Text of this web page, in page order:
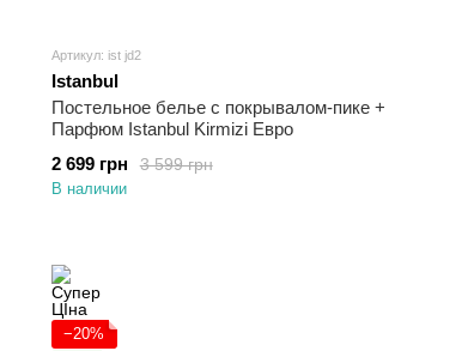
Артикул: ist jd2
Istanbul
Постельное белье с покрывалом-пике +
Парфюм Istanbul Kirmizi Евро
3 599 грн
2 699 грн
В наличии
−20%